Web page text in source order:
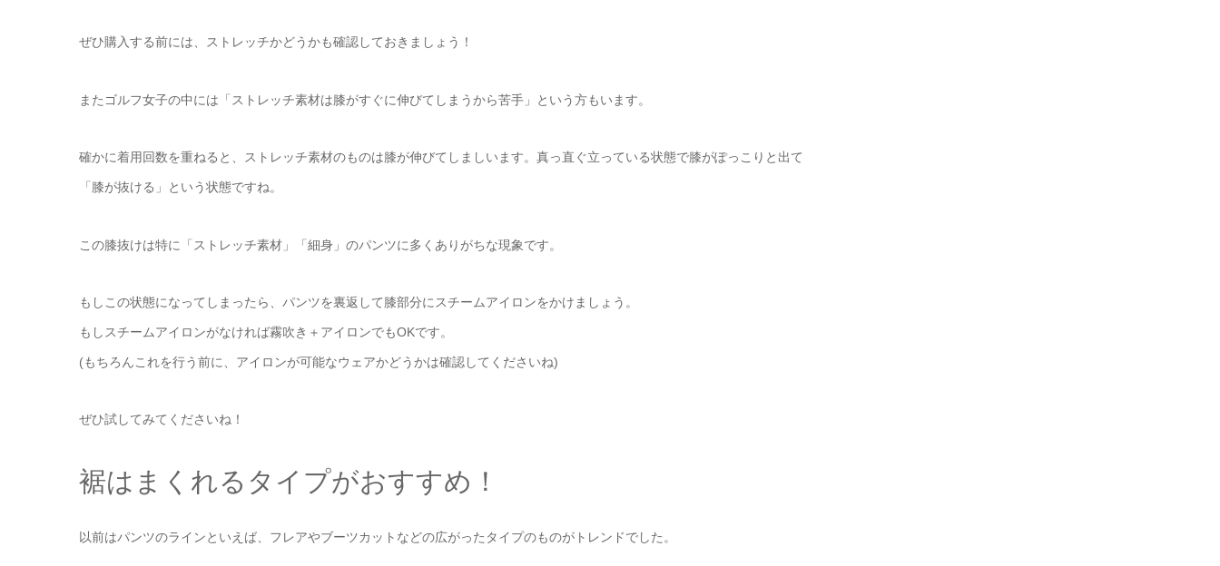
ぜひ購入する前には、ストレッチかどうかも確認しておきましょう！
またゴルフ女子の中には「ストレッチ素材は膝がすぐに伸びてしまうから苦手」という方もいます。
確かに着用回数を重ねると、ストレッチ素材のものは膝が伸びてしましいます。真っ直ぐ立っている状態で膝がぽっこりと出て
「膝が抜ける」という状態ですね。
この膝抜けは特に「ストレッチ素材」「細身」のパンツに多くありがちな現象です。
もしこの状態になってしまったら、パンツを裏返して膝部分にスチームアイロンをかけましょう。
もしスチームアイロンがなければ霧吹き＋アイロンでもOKです。
(もちろんこれを行う前に、アイロンが可能なウェアかどうかは確認してくださいね)
ぜひ試してみてくださいね！
裾はまくれるタイプがおすすめ！
以前はパンツのラインといえば、フレアやブーツカットなどの広がったタイプのものがトレンドでした。